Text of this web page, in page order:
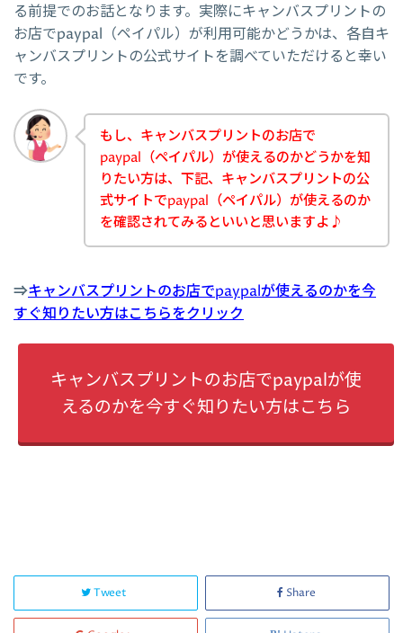
る前提でのお話となります。実際にキャンバスプリントの
お店でpaypal（ペイパル）が利用可能かどうかは、各自キ
ャンバスプリントの公式サイトを調べていただけると幸い
です。
もし、キャンバスプリントのお店で
paypal（ペイパル）が使えるのかどうかを知
りたい方は、下記、キャンバスプリントの公
式サイトでpaypal（ペイパル）が使えるのか
を確認されてみるといいと思いますよ♪
⇒キャンバスプリントのお店でpaypalが使えるのかを今
すぐ知りたい方はこちらをクリック
キャンバスプリントのお店でpaypalが使
えるのかを今すぐ知りたい方はこちら
Tweet Share